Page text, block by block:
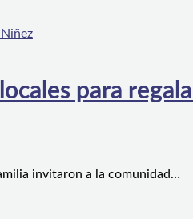
para
invitaron a la comunidad…